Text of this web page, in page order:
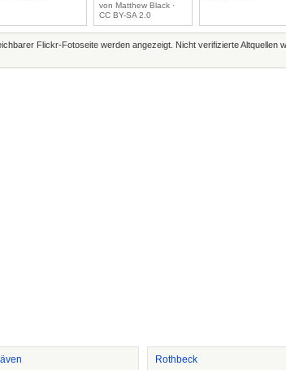
von Matthew Black ·
CC BY-SA 2.0
Flickr-Fotoseite werden angezeigt. Nicht verifizierte Altquellen
Rothbeck